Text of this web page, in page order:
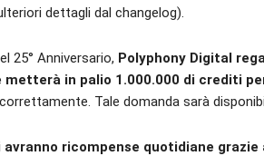
dettagli dal changelog).
25° Anniversario, Polyphony Digital
metterà in palio 1.000.000 di crediti
Tale domanda sarà
ricompense quotidiane